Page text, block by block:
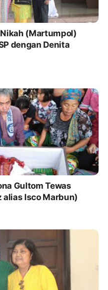
(Martumpol)
dengan Denita
Gultom Tewas
alias Isco Marbun)